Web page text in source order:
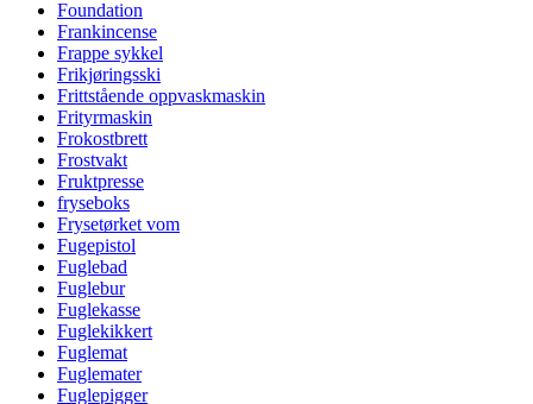
Foundation
Frankincense
Frappe sykkel
Frikjøringsski
Frittstående oppvaskmaskin
Frityrmaskin
Frokostbrett
Frostvakt
Fruktpresse
fryseboks
Frysetørket vom
Fugepistol
Fuglebad
Fuglebur
Fuglekasse
Fuglekikkert
Fuglemat
Fuglemater
Fuglepigger